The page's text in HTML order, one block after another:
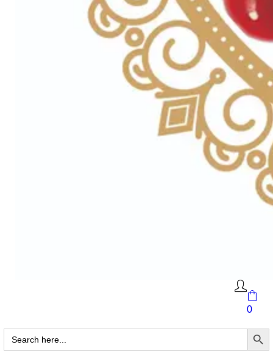
0
Search
for:
Search